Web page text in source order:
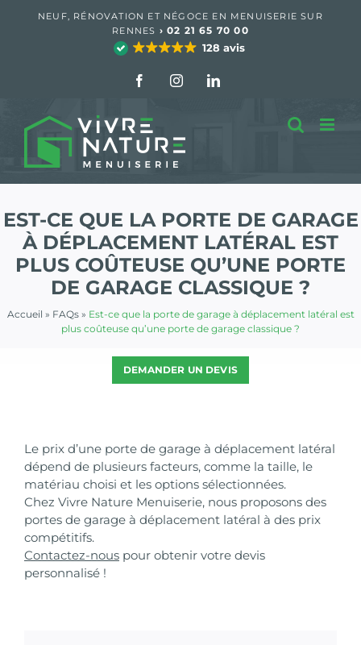
NEUF, RÉNOVATION ET NÉGOCE EN MENUISERIE SUR
RENNES › 02 21 65 70 00
128 avis
FacebookInstagramLinkedIn
EST-CE QUE LA PORTE DE GARAGE
À DÉPLACEMENT LATÉRAL EST
PLUS COÛTEUSE QU’UNE PORTE
DE GARAGE CLASSIQUE ?
Accueil » FAQs» Est-ce que la porte de garage à déplacement latéral est
plus coûteuse qu’une porte de garage classique ?
DEMANDER UN DEVIS
Le prix d’une porte de garage à déplacement latéral
dépend de plusieurs facteurs, comme la taille, le
matériau choisi et les options sélectionnées.
Chez Vivre Nature Menuiserie, nous proposons des
portes de garage à déplacement latéral à des prix
compétitifs.
Contactez-nous pour obtenir votre devis
personnalisé !